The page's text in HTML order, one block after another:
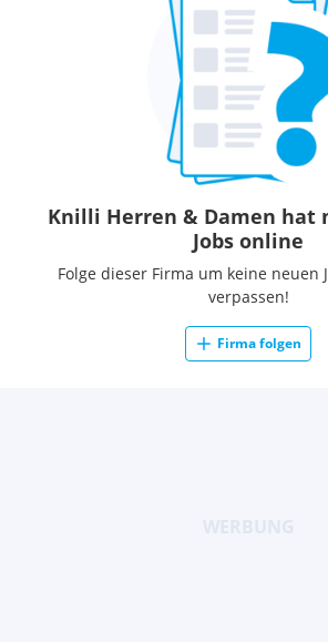
Knilli Herren & Damen hat
Jobs online
Folge dieser Firma um keine neuen
verpassen!
Firma folgen